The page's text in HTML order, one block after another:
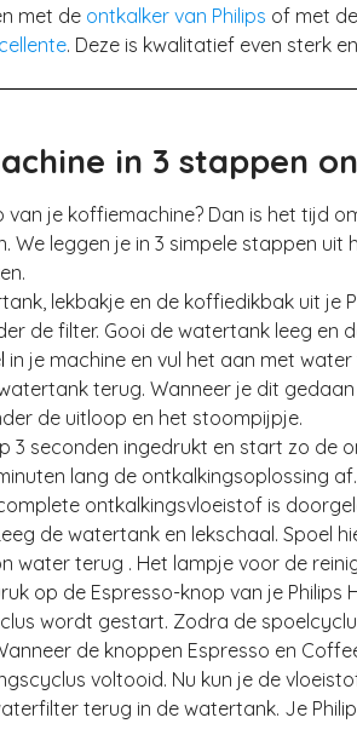
met de ontkalker van Philips of met de
. Deze is kwalitatief even sterk
in 3 stappen
van je koffiemachine? Dan is het tijd
. We leggen je in 3 simpele stappen uit
lekbakje en de koffiedikbak uit je
de filter. Gooi de watertank leeg en
in je machine en vul het aan met
terug. Wanneer je dit
de uitloop en het stoompijpje.
3 seconden ingedrukt en start zo de
lang de ontkalkingsoplossing af.
ontkalkingsvloeistof is
de watertank en lekschaal. Spoel
water terug . Het lampje voor de
op de Espresso-knop van je Philips
wordt gestart. Zodra de
de knoppen Espresso en
voltooid. Nu kun je de
terug in de watertank. Je